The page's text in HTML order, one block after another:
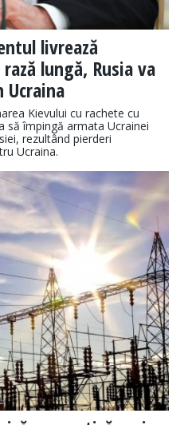
livrează
lungă, Rusia va
Kievului cu rachete cu
să împingă armata Ucrainei
rezultând pierderi
Ucraina.